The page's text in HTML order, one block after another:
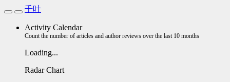
千叶
Activity Calendar
Count the number of articles and author reviews over the last 10 months
Loading...
Radar Chart